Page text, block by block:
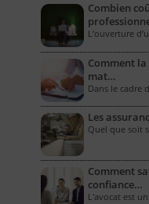
Combien
L’ouverture
Comment
mat…
Dans le cadre
Les
Quel que soit
Comment
confiance…
L'avocat est